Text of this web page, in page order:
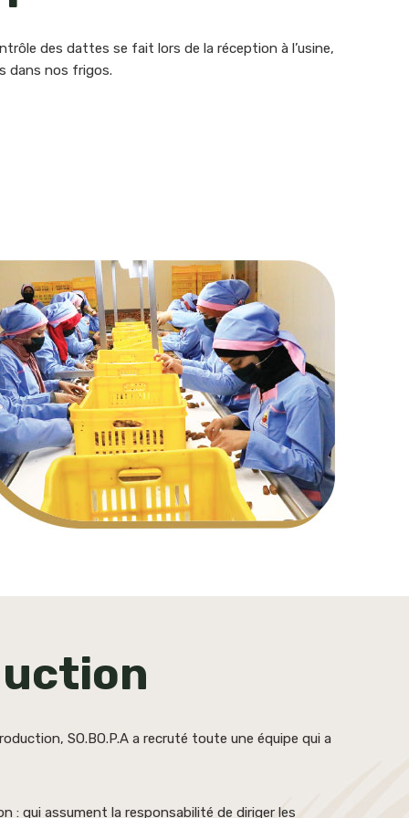
des dattes se fait lors de la réception à l’usine,
dans nos frigos.
SO.BO.P.A a recruté toute une équipe qui a
: qui assument la responsabilité de diriger les